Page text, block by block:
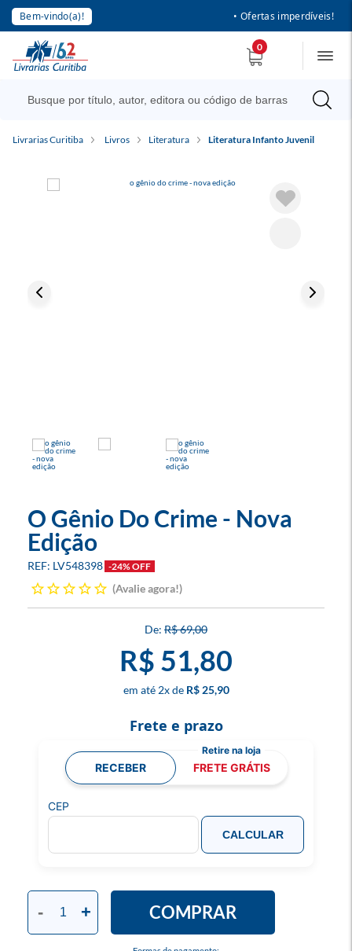
Bem-vindo(a)! • Ofertas imperdíveis!
0
Livrarias Curitiba Livros Literatura Literatura Infanto Juvenil
O Gênio Do Crime - Nova
Edição
LV548398 -24% OFF
Avalie agora!
R$ 69,00
R$ 51,80
2x R$ 25,90
- + COMPRAR
Frete e prazo
RECEBER FRETE GRÁTIS
CEP
CALCULAR